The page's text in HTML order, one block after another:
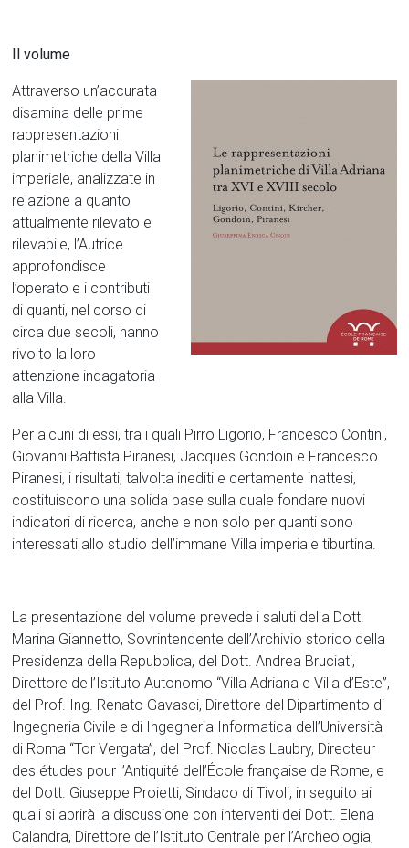
Il volume
Attraverso un’accurata
disamina delle prime
rappresentazioni
planimetriche della Villa
imperiale, analizzate in
relazione a quanto
attualmente rilevato e
rilevabile, l’Autrice
approfondisce
l’operato e i contributi
di quanti, nel corso di
circa due secoli, hanno
rivolto la loro
attenzione indagatoria
alla Villa.
Per alcuni di essi, tra i quali Pirro Ligorio, Francesco Contini,
Giovanni Battista Piranesi, Jacques Gondoin e Francesco
Piranesi, i risultati, talvolta inediti e certamente inattesi,
costituiscono una solida base sulla quale fondare nuovi
indicatori di ricerca, anche e non solo per quanti sono
interessati allo studio dell’immane Villa imperiale tiburtina.
La presentazione del volume prevede i saluti della Dott.
Marina Giannetto, Sovrintendente dell’Archivio storico della
Presidenza della Repubblica, del Dott. Andrea Bruciati,
Direttore dell’Istituto Autonomo “Villa Adriana e Villa d’Este”,
del Prof. Ing. Renato Gavasci, Direttore del Dipartimento di
Ingegneria Civile e di Ingegneria Informatica dell’Università
di Roma “Tor Vergata”, del Prof. Nicolas Laubry, Directeur
des études pour l’Antiquité dell’École française de Rome, e
del Dott. Giuseppe Proietti, Sindaco di Tivoli, in seguito ai
quali si aprirà la discussione con interventi dei Dott. Elena
Calandra, Direttore dell’Istituto Centrale per l’Archeologia,